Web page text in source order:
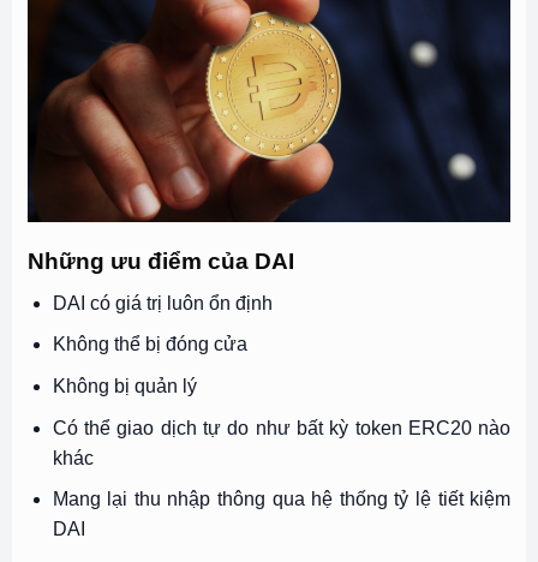
Những ưu điểm của DAI
DAI có giá trị luôn ổn định
Không thể bị đóng cửa
Không bị quản lý
Có thể giao dịch tự do như bất kỳ token ERC20 nào
khác
Mang lại thu nhập thông qua hệ thống tỷ lệ tiết kiệm
DAI